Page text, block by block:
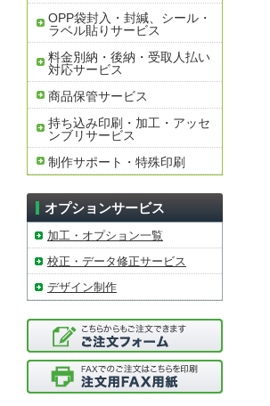
OPP袋封入・封緘、シール・
ラベル貼りサービス
料金別納・後納・受取人払い
対応サービス
商品保管サービス
持ち込み印刷・加工・アッセ
ンブリサービス
制作サポート・特殊印刷
オプションサービス
加工・オプション一覧
校正・データ修正サービス
デザイン制作